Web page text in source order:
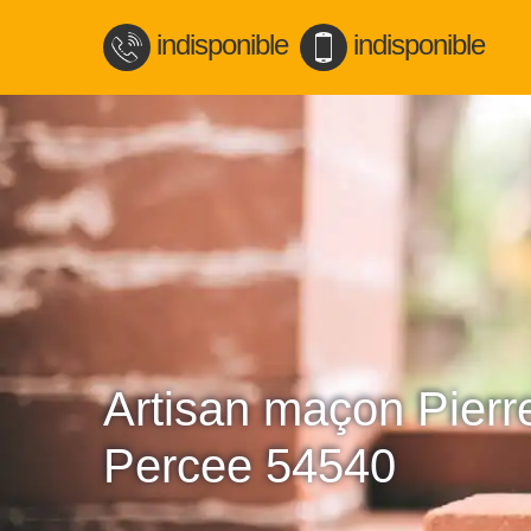
indisponible indisponible
Artisan maçon
Percee 54540